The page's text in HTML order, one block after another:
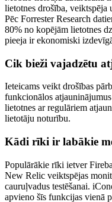
lietotnes drošība, veiktspēja
Pēc Forrester Research
80% no kopējām lietotnes
pieeja ir ekonomiski
Cik bieži vajadzētu
Ieteicams veikt drošības
funkcionālos
lietotnes ar regulāriem
lietotāju noturību.
Kādi rīki ir labākie
Populārākie rīki ietver
New Relic veiktspējas
cauruļvadus testēšanai.
apvieno šīs funkcijas vienā